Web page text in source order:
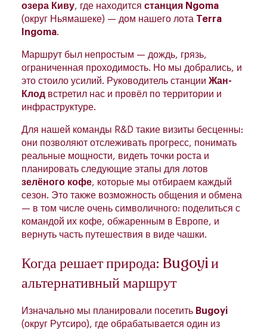
озера Киву, где находится станция Ngoma
(округ Ньямашеке) — дом нашего лота Terra
Ingoma.
Маршрут был непростым — дождь, грязь,
ограниченная проходимость. Но мы добрались, и
это стоило усилий. Руководитель станции Жан-
Клод встретил нас и провёл по территории и
инфраструктуре.
Для нашей команды R&D такие визиты бесценны:
они позволяют отслеживать прогресс, понимать
реальные мощности, видеть точки роста и
планировать следующие этапы для лотов
зелёного кофе, которые мы отбираем каждый
сезон. Это также возможность общения и обмена
— в том числе очень символичного: поделиться с
командой их кофе, обжаренным в Европе, и
вернуть часть путешествия в виде чашки.
Когда решает природа: Bugoyi и
альтернативный маршрут
Изначально мы планировали посетить Bugoyi
(округ Рутсиро), где обрабатывается один из